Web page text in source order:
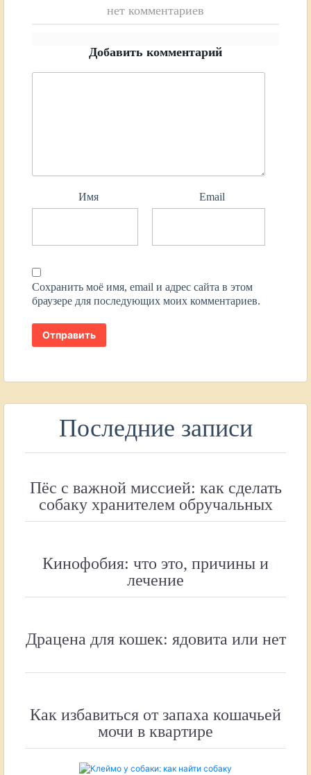
нет комментариев
Добавить комментарий
Имя Email
Сохранить моё имя, email и адрес сайта в этом
браузере для последующих моих комментариев.
Последние записи
Пёс с важной миссией: как сделать
собаку хранителем обручальных
колец
Кинофобия: что это, причины и
лечение
Драцена для кошек: ядовита или нет
Как избавиться от запаха кошачьей
мочи в квартире